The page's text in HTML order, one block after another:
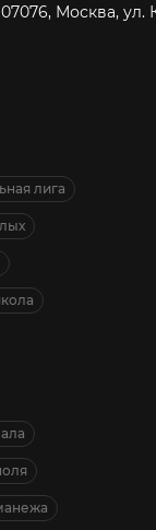
Москва, ул.
лига